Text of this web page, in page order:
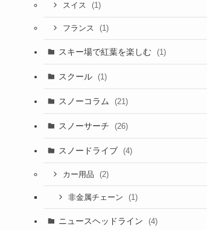
スイス (1)
フランス (1)
スキー場で紅葉を楽しむ (1)
スクール (1)
スノーコラム (21)
スノーサーチ (26)
スノードライブ (4)
カー用品 (2)
非金属チェーン (1)
ニュースヘッドライン (4)